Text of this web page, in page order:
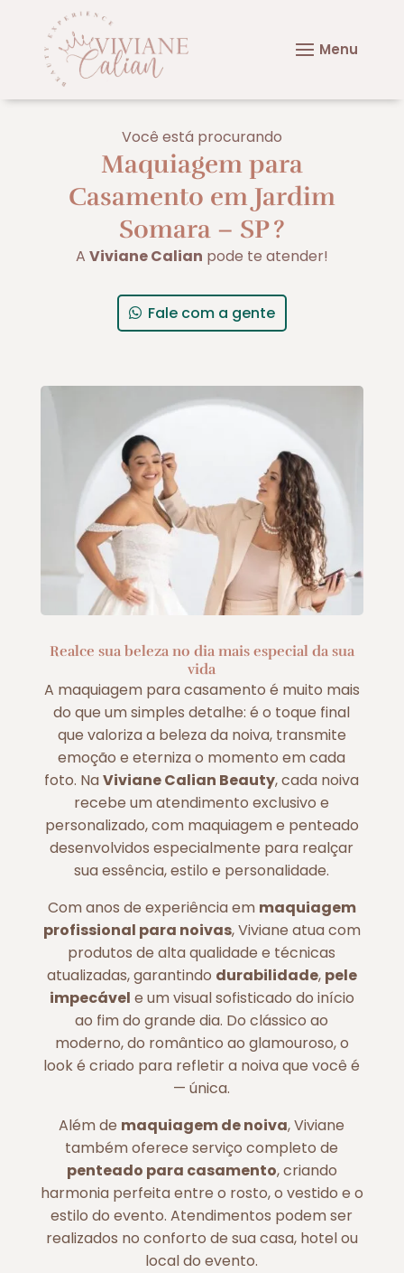
Você está procurando
Maquiagem para
Casamento em Jardim
Somara – SP?
A Viviane Calian pode te atender!
Fale com a gente
Realce sua beleza no dia mais especial da sua
vida
A maquiagem para casamento é muito mais
do que um simples detalhe: é o toque final
que valoriza a beleza da noiva, transmite
emoção e eterniza o momento em cada
foto. NaViviane Calian Beauty, cada noiva
recebe um atendimento exclusivo e
personalizado, com maquiagem e penteado
desenvolvidos especialmente para realçar
sua essência, estilo e personalidade.
Com anos de experiência em maquiagem
profissional para noivas, Viviane atua com
produtos de alta qualidade e técnicas
atualizadas, garantindo durabilidade, pele
impecável e um visual sofisticado do início
ao fim do grande dia. Do clássico ao
moderno, do romântico ao glamouroso, o
look é criado para refletir a noiva que você é
— única.
Além de maquiagem de noiva, Viviane
também oferece serviço completo de
penteado para casamento, criando
harmonia perfeita entre o rosto, o vestido e o
estilo do evento. Atendimentos podem ser
realizados no conforto de sua casa, hotel ou
local do evento.